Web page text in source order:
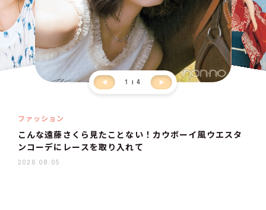
1 4
ファッション
こんな遠藤さくら見たことない！カウボーイ風ウエスタ
ンコーデにレースを取り入れて
2026.08.05